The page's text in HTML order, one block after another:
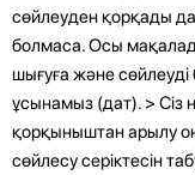
сөйлеуден қорқады
болмаса. Осы
шығуға және сөйлеуді
ұсынамыз (дат). > Сіз
қорқыныштан арылу
сөйлесу серіктесін